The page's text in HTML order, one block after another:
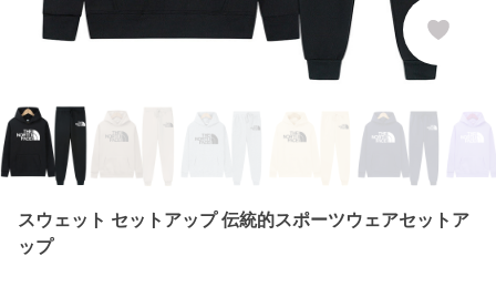
スウェット セットアップ 伝統的スポーツウェアセットア
ップ